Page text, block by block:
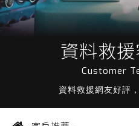
資料救
Customer
資料救援網友好評